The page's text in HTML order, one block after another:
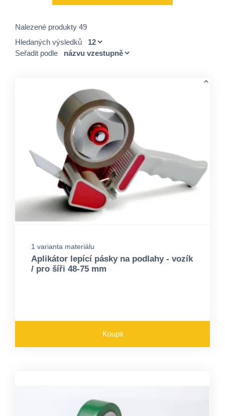
Nalezené produkty 49
Hledaných výsledků
Seřadit podle
1 varianta materiálu
Aplikátor lepící pásky na podlahy - vozík
/ pro šíři 48-75 mm
Koupit